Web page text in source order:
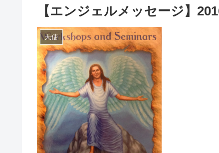
【エンジェルメッセージ】
天使